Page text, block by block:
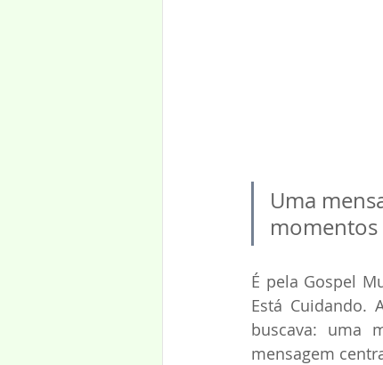
Uma
momentos
É pela Gospel
Está Cuidando.
buscava: uma
mensagem